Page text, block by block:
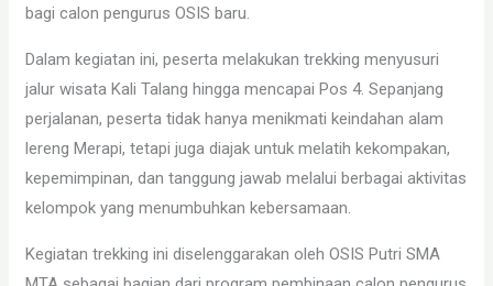
bagi calon pengurus OSIS baru.
Dalam kegiatan ini, peserta melakukan trekking menyusuri
jalur wisata Kali Talang hingga mencapai Pos 4. Sepanjang
perjalanan, peserta tidak hanya menikmati keindahan alam
lereng Merapi, tetapi juga diajak untuk melatih kekompakan,
kepemimpinan, dan tanggung jawab melalui berbagai aktivitas
kelompok yang menumbuhkan kebersamaan.
Kegiatan trekking ini diselenggarakan oleh OSIS Putri SMA